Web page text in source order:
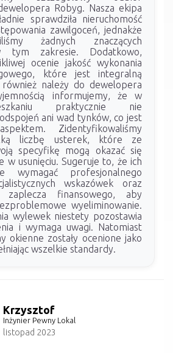
Robyg. Nasza ekipa
sprawdziła nieruchomość
zawilgoceń, jednakże
żadnych znaczących
tym zakresie. Dodatkowo,
ocenie jakość wykonania
które jest integralną
również należy do dewelopera
informujemy, że w
praktycznie nie
ani wad tynków, co jest
Zidentyfikowaliśmy
liczbę usterek, które ze
specyfikę mogą okazać się
w usunięciu. Sugeruje to, że ich
wymagać profesjonalnego
wskazówek oraz
zaplecza finansowego, aby
wyeliminowanie.
wylewek niestety pozostawia
i wymaga uwagi. Natomiast
okienne zostały ocenione jako
wszelkie standardy.
Krzysztof
Inżynier Pewny Lokal
listopad 2023